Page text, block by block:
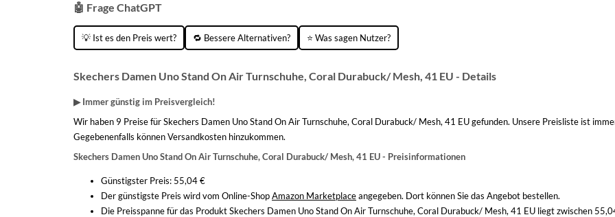
🤖 Frage ChatGPT
💡 Ist es den Preis wert? 🔁 Bessere Alternativen? ⭐ Was sagen Nutzer?
Skechers Damen Uno Stand On Air Turnschuhe, Coral Durabuck/ Mesh, 41 EU - Details
▶ Immer günstig im Preisvergleich!
Wir haben 9 Preise für Skechers Damen Uno Stand On Air Turnschuhe, Coral Durabuck/ Mesh, 41 EU gefunden. Unsere Preisliste ist
Gegebenenfalls können Versandkosten hinzukommen.
Skechers Damen Uno Stand On Air Turnschuhe, Coral Durabuck/ Mesh, 41 EU - Preisinformationen
Günstigster Preis: 55,04 €
Der günstigste Preis wird vom Online-ShopAmazon Marketplaceangegeben. Dort können Sie das Angebot bestellen.
Die Preisspanne für das Produkt Skechers Damen Uno Stand On Air Turnschuhe, Coral Durabuck/ Mesh, 41 EU liegt zwischen